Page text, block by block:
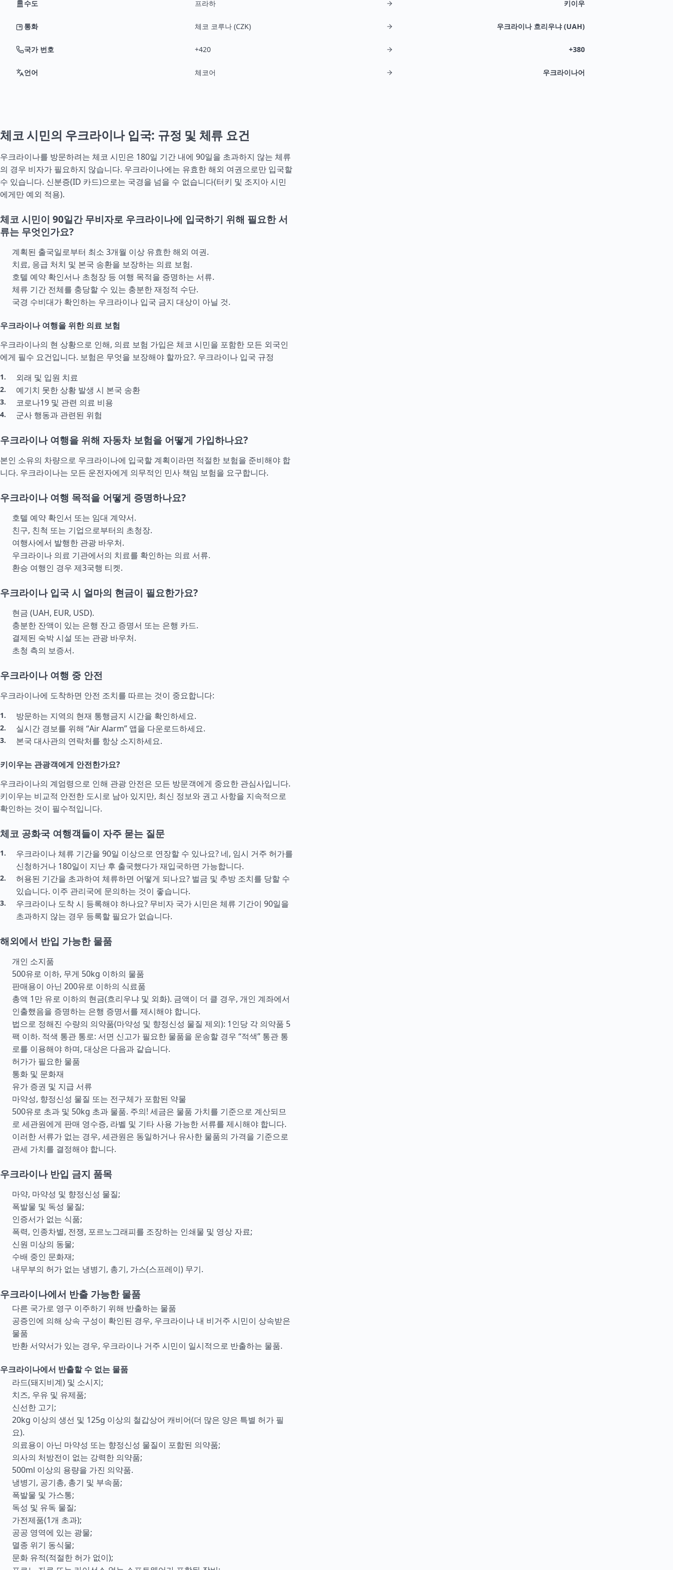
수도 프라하 키이우
통화 체코 코루나 (CZK) 우크라이나 흐리우냐 (UAH)
국가 번호 +420 +380
언어 체코어 우크라이나어
체코 시민의 우크라이나 입국: 규정 및 체류 요건
우크라이나를 방문하려는 체코 시민은 180일 기간 내에 90일을 초과하지 않는 체류
의 경우 비자가 필요하지 않습니다. 우크라이나에는 유효한 해외 여권으로만 입국할
수 있습니다. 신분증(ID 카드)으로는 국경을 넘을 수 없습니다(터키 및 조지아시민
에게만 예외 적용).
체코 시민이 90일간 무비자로 우크라이나에 입국하기 위해 필요한 서
류는 무엇인가요?
계획된 출국일로부터 최소 3개월 이상 유효한 해외 여권.
치료, 응급 처치 및 본국 송환을 보장하는 의료 보험.
호텔 예약 확인서나 초청장 등 여행 목적을 증명하는 서류.
체류 기간 전체를 충당할 수 있는 충분한 재정적 수단.
국경 수비대가 확인하는 우크라이나 입국 금지 대상이 아닐 것.
우크라이나 여행을 위한 의료 보험
우크라이나의 현 상황으로 인해, 의료 보험 가입은 체코 시민을 포함한 모든 외국인
에게 필수 요건입니다. 보험은 무엇을 보장해야 할까요?. 우크라이나 입국 규정
외래 및 입원 치료
예기치 못한 상황 발생 시 본국 송환
코로나19 및 관련 의료 비용
군사 행동과 관련된 위험
우크라이나 여행을 위해 자동차 보험을 어떻게 가입하나요?
본인 소유의 차량으로 우크라이나에 입국할 계획이라면 적절한 보험을 준비해야 합
니다. 우크라이나는 모든 운전자에게 의무적인 민사 책임 보험을 요구합니다.
우크라이나 여행 목적을 어떻게 증명하나요?
호텔 예약 확인서 또는 임대 계약서.
친구, 친척 또는 기업으로부터의 초청장.
여행사에서 발행한 관광 바우처.
우크라이나 의료 기관에서의 치료를 확인하는 의료 서류.
환승 여행인 경우 제3국행 티켓.
우크라이나 입국 시 얼마의 현금이 필요한가요?
현금 (UAH, EUR, USD).
충분한 잔액이 있는 은행 잔고 증명서 또는 은행 카드.
결제된 숙박 시설 또는 관광 바우처.
초청 측의 보증서.
우크라이나 여행 중 안전
우크라이나에 도착하면 안전 조치를 따르는 것이 중요합니다:
방문하는 지역의 현재 통행금지 시간을 확인하세요.
실시간 경보를 위해 “Air Alarm” 앱을 다운로드하세요.
본국 대사관의 연락처를 항상 소지하세요.
키이우는 관광객에게 안전한가요?
우크라이나의 계엄령으로 인해 관광 안전은 모든 방문객에게 중요한 관심사입니다.
키이우는 비교적 안전한 도시로 남아 있지만, 최신 정보와 권고 사항을 지속적으로
확인하는 것이 필수적입니다.
체코 공화국 여행객들이 자주 묻는 질문
우크라이나 체류 기간을 90일 이상으로 연장할 수 있나요? 네, 임시 거주 허가를
신청하거나 180일이 지난 후 출국했다가 재입국하면 가능합니다.
허용된 기간을 초과하여 체류하면 어떻게 되나요? 벌금 및 추방 조치를 당할 수
있습니다. 이주 관리국에 문의하는 것이 좋습니다.
우크라이나 도착 시 등록해야 하나요? 무비자 국가 시민은 체류 기간이 90일을
초과하지 않는 경우 등록할 필요가 없습니다.
해외에서 반입 가능한 물품
개인 소지품
500유로 이하, 무게 50kg 이하의 물품
판매용이 아닌 200유로 이하의 식료품
총액 1만 유로 이하의 현금(흐리우냐 및 외화). 금액이 더 클 경우, 개인 계좌에서
인출했음을 증명하는 은행 증명서를 제시해야 합니다.
법으로 정해진 수량의 의약품(마약성 및 향정신성 물질 제외): 1인당 각 의약품 5
팩 이하. 적색 통관 통로: 서면 신고가 필요한 물품을 운송할 경우 “적색” 통관 통
로를 이용해야 하며, 대상은 다음과 같습니다.
허가가 필요한 물품
통화 및 문화재
유가 증권 및 지급 서류
마약성, 향정신성 물질 또는 전구체가 포함된 약물
500유로 초과 및 50kg 초과 물품. 주의! 세금은 물품 가치를 기준으로 계산되므
로 세관원에게 판매 영수증, 라벨 및 기타 사용 가능한 서류를 제시해야 합니다.
이러한 서류가 없는 경우, 세관원은 동일하거나 유사한 물품의 가격을 기준으로
관세 가치를 결정해야 합니다.
우크라이나 반입 금지 품목
마약, 마약성 및 향정신성 물질;
폭발물 및 독성 물질;
인증서가 없는 식품;
폭력, 인종차별, 전쟁, 포르노그래피를 조장하는 인쇄물 및 영상 자료;
신원 미상의 동물;
수배 중인 문화재;
내무부의 허가 없는 냉병기, 총기, 가스(스프레이) 무기.
우크라이나에서 반출 가능한 물품
다른 국가로 영구 이주하기 위해 반출하는 물품
공증인에 의해 상속 구성이 확인된 경우, 우크라이나 내 비거주 시민이 상속받은
물품
반환 서약서가 있는 경우, 우크라이나 거주 시민이 일시적으로 반출하는 물품.
우크라이나에서 반출할 수 없는 물품
라드(돼지비계) 및 소시지;
치즈, 우유 및 유제품;
신선한 고기;
20kg 이상의 생선 및 125g 이상의 철갑상어 캐비어(더 많은 양은 특별 허가 필
요).
의료용이 아닌 마약성 또는 향정신성 물질이 포함된 의약품;
의사의 처방전이 없는 강력한 의약품;
500ml 이상의 용량을 가진 의약품.
냉병기, 공기총, 총기 및 부속품;
폭발물 및 가스통;
독성 및 유독 물질;
가전제품(1개 초과);
공공 영역에 있는 광물;
멸종 위기 동식물;
문화 유적(적절한 허가 없이);